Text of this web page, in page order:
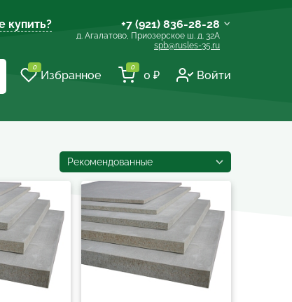
купить? +7 (921) 836-28-28
д. Агалатово, Приозерское ш. д. 32А
spb@rusles-35.ru
+7 (903) 684-62-00
+7 (921) 837-16-16
0
Избранное
0
0 ₽ Войти
Рекомендованные